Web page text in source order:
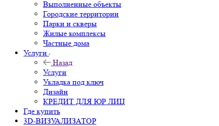
Выполненные объекты
Городские территории
Парки и скверы
Жилые комплексы
Частные дома
Услуги
Назад
Услуги
Укладка под ключ
Дизайн
КРЕДИТ ДЛЯ ЮР ЛИЦ
Где купить
3D-ВИЗУАЛИЗАТОР